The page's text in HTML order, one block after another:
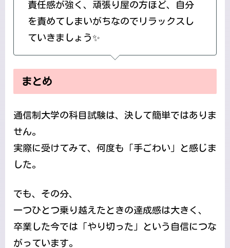
責任感が強く、頑張り屋の方ほど、自分
を責めてしまいがちなのでリラックスし
ていきましょう✨
まとめ
通信制大学の科目試験は、決して簡単ではありま
せん。
実際に受けてみて、何度も「手ごわい」と感じま
した。
でも、その分、
一つひとつ乗り越えたときの達成感は大きく、
卒業した今では「やり切った」という自信につな
がっています。